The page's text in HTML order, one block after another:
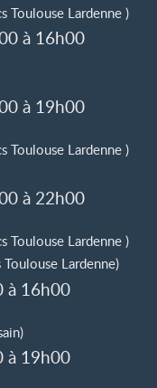
Toulouse Lardenne )
à 16h00
à 19h00
Toulouse Lardenne )
à 22h00
Toulouse Lardenne )
Lardenne)
à 16h00
à 19h00